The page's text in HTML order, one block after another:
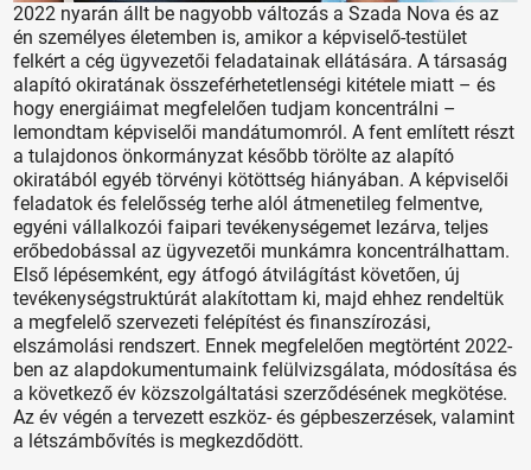
2022 nyarán állt be nagyobb változás a Szada Nova és az
én személyes életemben is, amikor a képviselő-testület
felkért a cég ügyvezetői feladatainak ellátására. A társaság
alapító okiratának összeférhetetlenségi kitétele miatt – és
hogy energiái­mat megfelelően tudjam koncentrálni –
lemondtam képviselői mandátumomról. A fent említett részt
a tulajdonos önkormányzat később törölte az alapító
okiratából egyéb törvényi kötöttség hiányában. A képviselői
feladatok és felelősség terhe alól átmenetileg felmentve,
egyéni vállalkozói faipari tevékenységemet lezárva, teljes
erőbedobással az ügyvezetői munkámra koncentrálhattam.
Első lépésemként, egy átfogó átvilágítást követően, új
tevékenységstruktúrát alakítottam ki, majd ehhez rendeltük
a megfelelő szervezeti felépítést és finanszírozási,
elszámolási rendszert. Ennek megfelelően megtörtént 2022-
ben az alapdokumentumaink felülvizsgálata, módosítása és
a következő év közszolgáltatási szerződésének megkötése.
Az év végén a tervezett eszköz- és gépbeszerzések, valamint
a létszámbővítés is megkezdődött.